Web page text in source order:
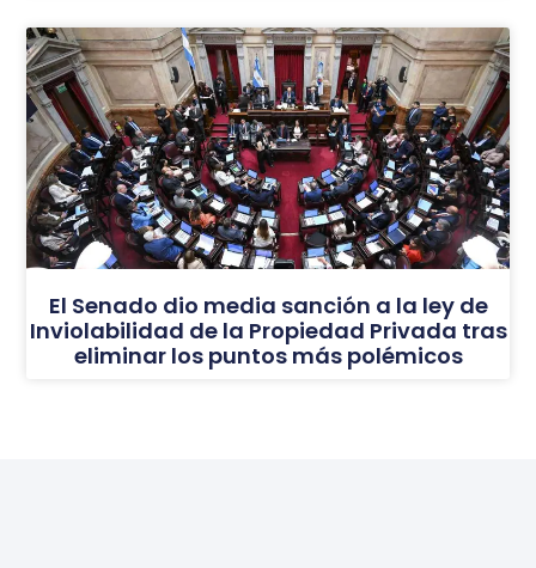
El Senado dio media sanción a la ley de
Inviolabilidad de la Propiedad Privada tras
eliminar los puntos más polémicos